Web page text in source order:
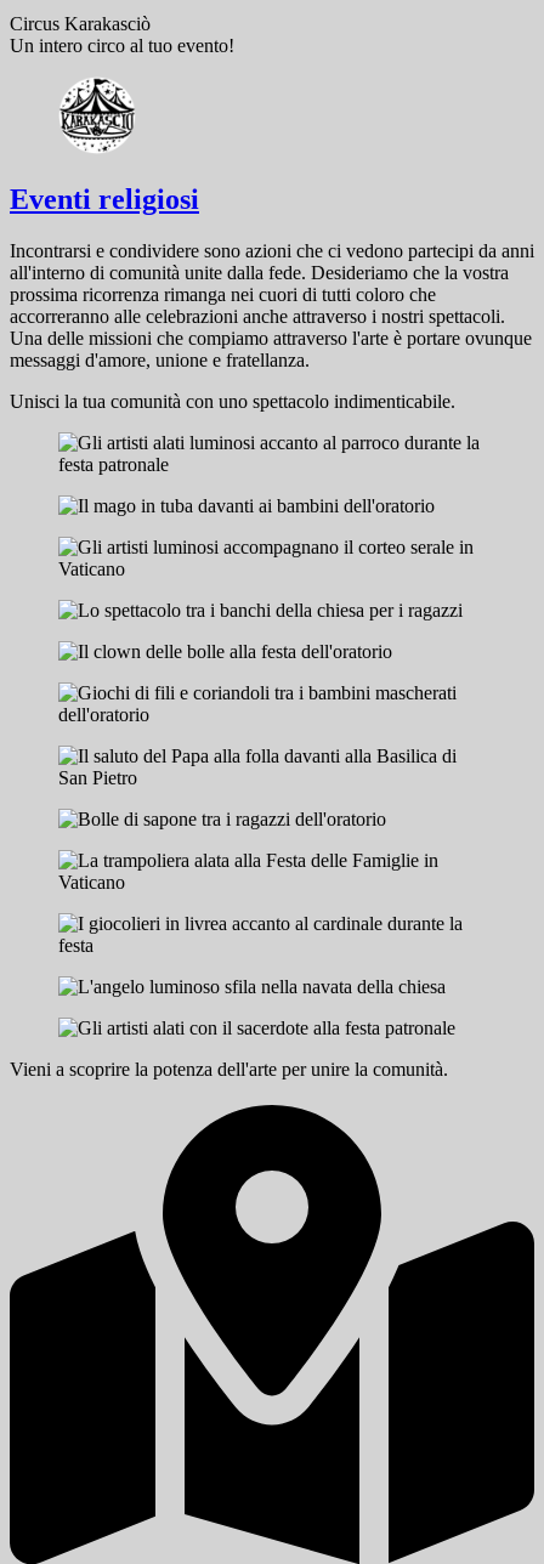
Circus Karakasciò
Un intero circo al tuo evento!
Eventi religiosi
Incontrarsi e condividere sono azioni che ci vedono partecipi da anni
all'interno di comunità unite dalla fede. Desideriamo che la vostra
prossima ricorrenza rimanga nei cuori di tutti coloro che
accorreranno alle celebrazioni anche attraverso i nostri spettacoli.
Una delle missioni che compiamo attraverso l'arte è portare ovunque
messaggi d'amore, unione e fratellanza.
Unisci la tua comunità con uno spettacolo indimenticabile.
Vieni a scoprire la potenza dell'arte per unire la comunità.